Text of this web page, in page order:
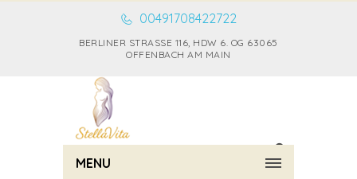
00491708422722
BERLINER STRASSE 116, HDW 6. OG 63065 O
FFENBACH AM MAIN
MENU